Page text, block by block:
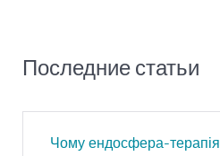
Последние статьи
Чому ендосфера-